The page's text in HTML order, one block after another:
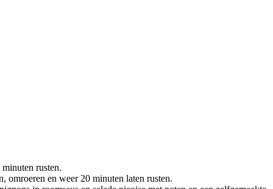
rusten.
omroeren en weer 20 minuten laten rusten.